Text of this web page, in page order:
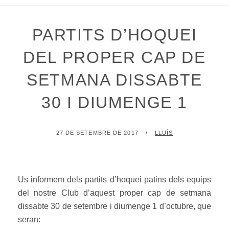
PARTITS D’HOQUEI
DEL PROPER CAP DE
SETMANA DISSABTE
30 I DIUMENGE 1
POSTED
27 DE SETEMBRE DE 2017 BY
LLUÍS
Us informem dels partits d’hoquei patins dels equips
del nostre Club d’aquest proper cap de setmana
dissabte 30 de setembre i diumenge 1 d’octubre, que
seran: